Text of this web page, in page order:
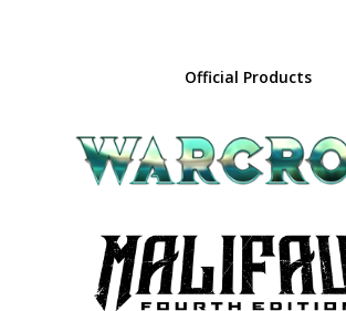
Official Products